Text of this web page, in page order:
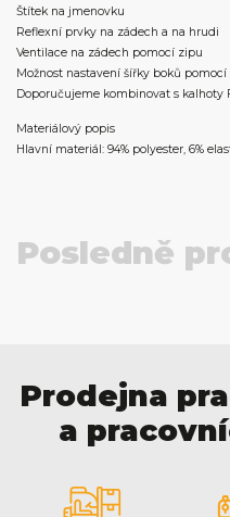
Štítek na jmenovku
Reflexní prvky na zádech a na hrudi
Ventilace na zádech pomocí zipu
Možnost nastavení šířky boků pomocí
Doporučujeme kombinovat s kalhoty
Materiálový popis
Hlavní materiál: 94% polyester, 6%
Posledně
Prodejna
a